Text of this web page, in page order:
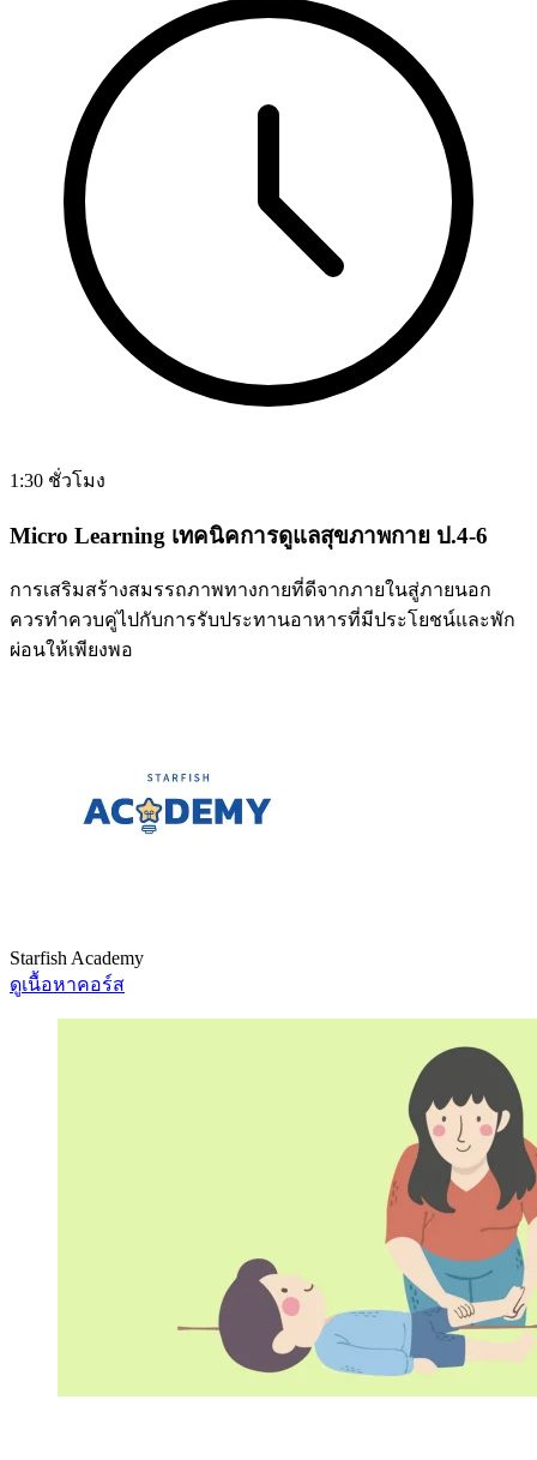
1:30 ชั่วโมง
Micro Learning เทคนิคการดูแลสุขภาพกาย ป.4-6
การเสริมสร้างสมรรถภาพทางกายที่ดีจากภายในสู่ภายนอก
ควรทำควบคู่ไปกับการรับประทานอาหารที่มีประโยชน์และพัก
ผ่อนให้เพียงพอ
Starfish Academy
ดูเนื้อหาคอร์ส